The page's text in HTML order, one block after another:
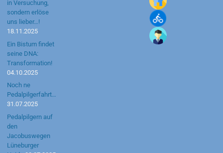
in Versuchung,
sondern erlöse
uns lieber…!
18.11.2025
Ein Bistum findet
seine DNA:
Transformation!
04.10.2025
Noch ne
Pedalpilgerfahrt…
31.07.2025
Pedalpilgern auf
den
Jacobuswegen
Lüneburger